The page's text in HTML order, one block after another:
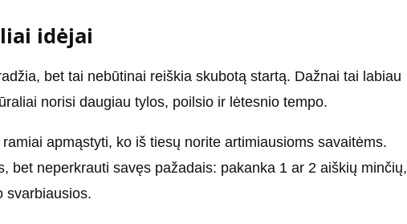
idėjai
bet tai nebūtinai reiškia skubotą startą. Dažnai tai labiau
norisi daugiau tylos, poilsio ir lėtesnio tempo.
apmąstyti, ko iš tiesų norite artimiausioms savaitėms.
bet neperkrauti savęs pažadais: pakanka 1 ar 2 aiškių minčių,
svarbiausios.